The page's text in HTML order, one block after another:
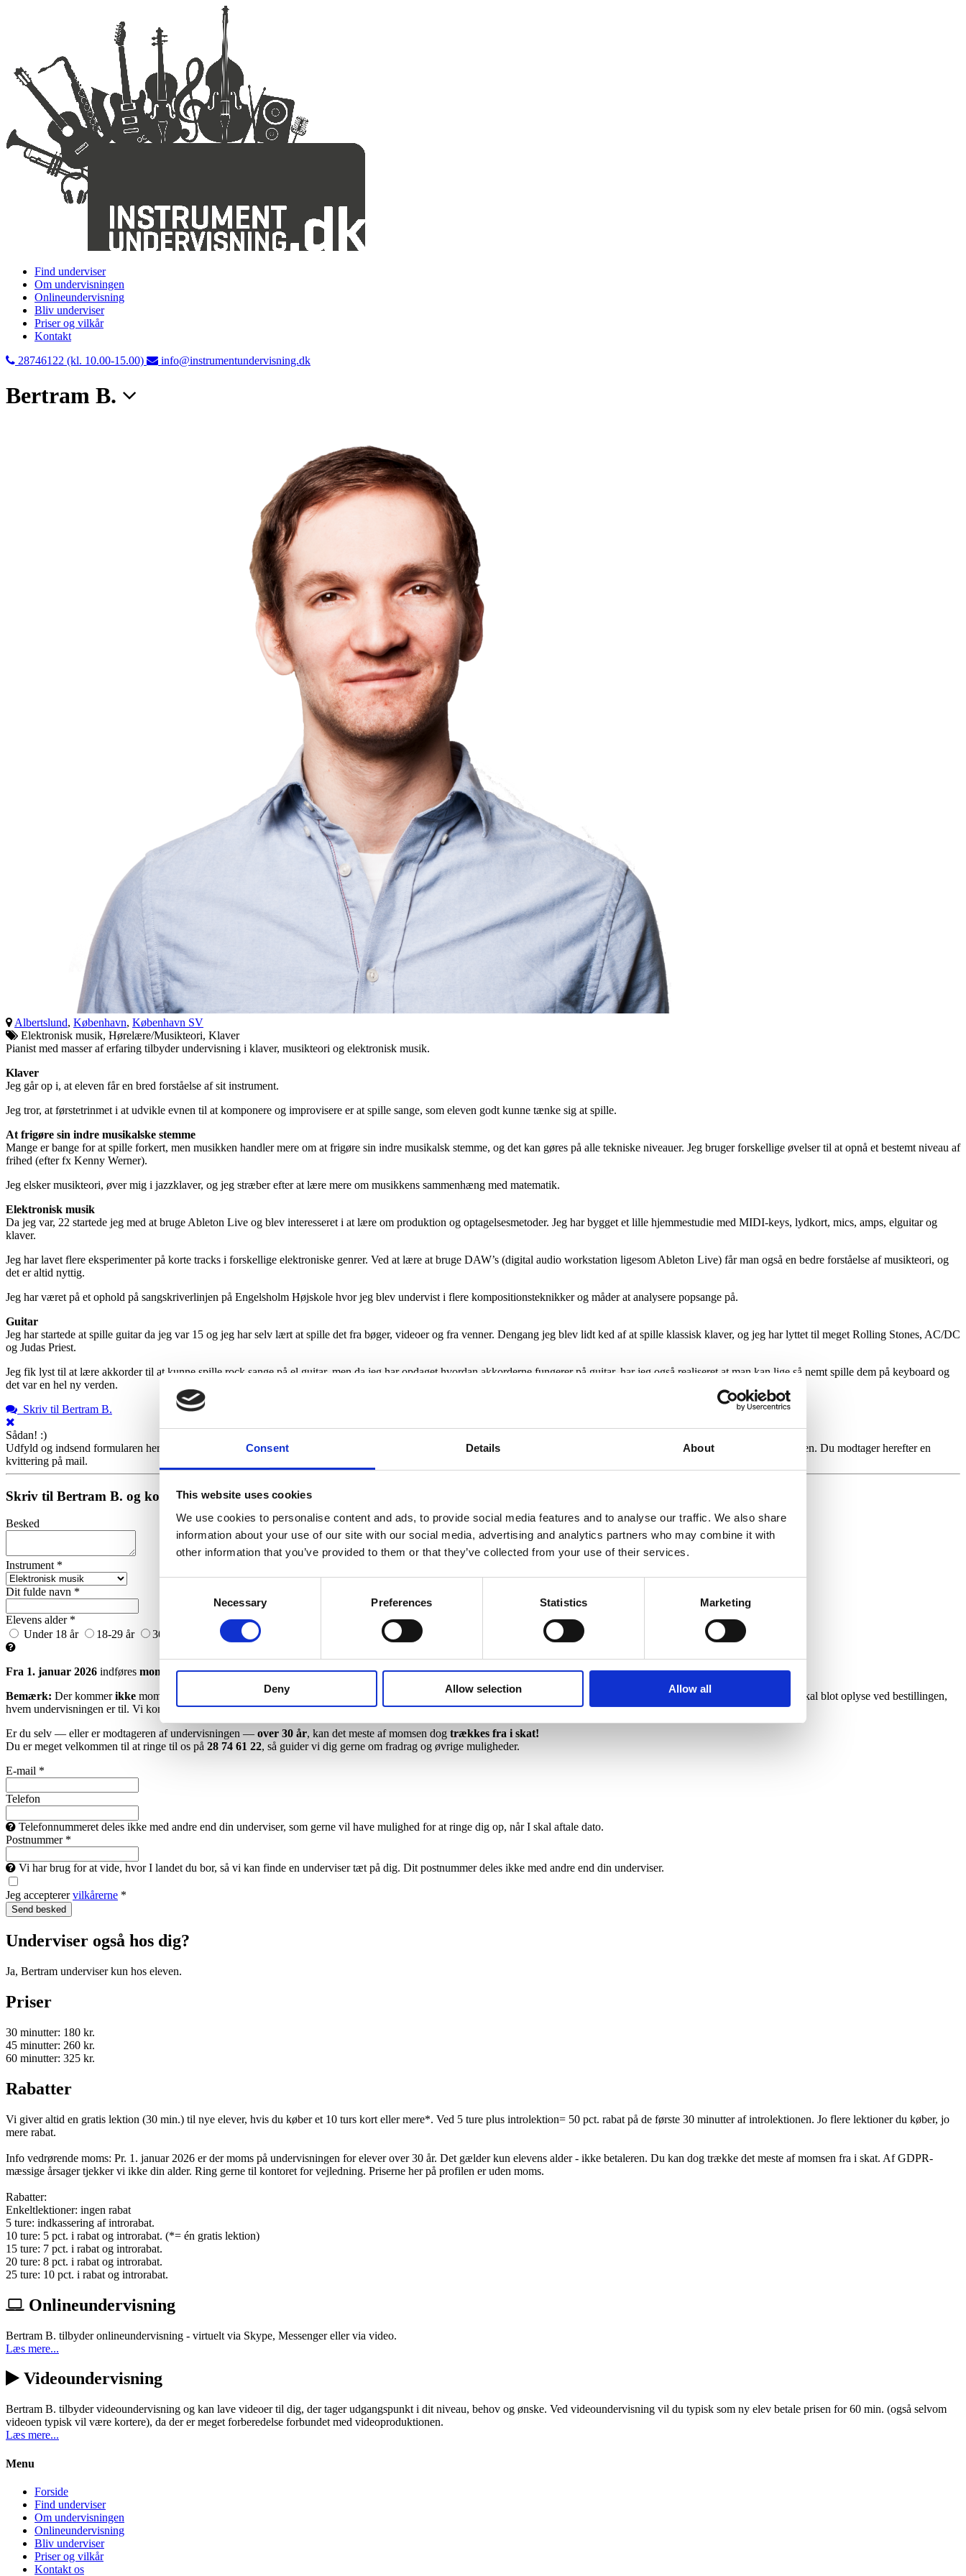
Consent Details About
This website uses cookies
We use cookies to personalise content and ads, to provide social media features and to analyse our traffic. We also share
information about your use of our site with our social media, advertising and analytics partners who may combine it with
other information that you’ve provided to them or that they’ve collected from your use of their services.
Necessary Preferences Statistics Marketing
Deny Allow selection Allow all
Find underviser
Om undervisningen
Onlineundervisning
Bliv underviser
Priser og vilkår
Kontakt
28746122 (kl. 10.00-15.00)
info@instrumentundervisning.dk
Bertram B.
Albertslund, København, København SV
Elektronisk musik, Hørelære/Musikteori, Klaver
Pianist med masser af erfaring tilbyder undervisning i klaver, musikteori og elektronisk musik.
Klaver
Jeg går op i, at eleven får en bred forståelse af sit instrument.
Jeg tror, at førstetrinmet i at udvikle evnen til at komponere og improvisere er at spille sange, som eleven godt kunne tænke sig at spille.
At frigøre sin indre musikalske stemme
Mange er bange for at spille forkert, men musikken handler mere om at frigøre sin indre musikalsk stemme, og det kan gøres på alle tekniske niveauer. Jeg bruger forskellige øvelser til at opnå et bestemt niveau af
frihed (efter fx Kenny Werner).
Jeg elsker musikteori, øver mig i jazzklaver, og jeg stræber efter at lære mere om musikkens sammenhæng med matematik.
Elektronisk musik
Da jeg var, 22 startede jeg med at bruge Ableton Live og blev interesseret i at lære om produktion og optagelsesmetoder. Jeg har bygget et lille hjemmestudie med MIDI-keys, lydkort, mics, amps, elguitar og
klaver.
Jeg har lavet flere eksperimenter på korte tracks i forskellige elektroniske genrer. Ved at lære at bruge DAW’s (digital audio workstation ligesom Ableton Live) får man også en bedre forståelse af musikteori, og
det er altid nyttig.
Jeg har været på et ophold på sangskriverlinjen på Engelsholm Højskole hvor jeg blev undervist i flere kompositionsteknikker og måder at analysere popsange på.
Guitar
Jeg har startede at spille guitar da jeg var 15 og jeg har selv lært at spille det fra bøger, videoer og fra venner. Dengang jeg blev lidt ked af at spille klassisk klaver, og jeg har lyttet til meget Rolling Stones, AC/DC
og Judas Priest.
Jeg fik lyst til at lære akkorder til at kunne spille rock sange på el guitar, men da jeg har opdaget hvordan akkorderne fungerer på guitar, har jeg også realiseret at man kan lige så nemt spille dem på keyboard og
det var en hel ny verden.
Skriv til Bertram B.
Sådan! :)
Udfyld og indsend formularen herunder helt uforpligtende, og så hører du fra os snarest! Brug gerne beskedfeltet til kort at fortælle om dit niveau og dine ønsker til undervisningen. Du modtager herefter en
kvittering på mail.
Skriv til Bertram B. og kontoret
Besked
Instrument *
Dit fulde navn *
Elevens alder *
Under 18 år
18-29 år 30+ år Ønsker ikke at oplyse
Fra 1. januar 2026 indføres moms på musikundervisning for elever over 30 år .
Bemærk: Der kommerikke moms på undervisningen, hvis du er over 30, og køber den til en personunder 30 år
(fx dit barn, din kæreste, en ven eller et familiemedlem). Du skal blot oplyse ved bestillingen,
hvem undervisningen er til. Vi kommerikketil at kontrollere alderen.
Er du selv — eller er modtageren af undervisningen — over 30 år, kan det meste af momsen dog trækkes fra i skat!
Du er meget velkommen til at ringe til os på 28 74 61 22, så guider vi dig gerne om fradrag og øvrige muligheder.
E-mail *
Telefon
Telefonnummeret deles ikke med andre end din underviser, som gerne vil have mulighed for at ringe dig op, når I skal aftale dato.
Postnummer *
Vi har brug for at vide, hvor I landet du bor, så vi kan finde en underviser tæt på dig. Dit postnummer deles ikke med andre end din underviser.
Jeg accepterervilkårerne *
Underviser også hos dig?
Ja, Bertram underviser kun hos eleven.
Priser
30 minutter: 180 kr.
45 minutter: 260 kr.
60 minutter: 325 kr.
Rabatter
Vi giver altid en gratis lektion (30 min.) til nye elever, hvis du køber et 10 turs kort eller mere*. Ved 5 ture plus introlektion= 50 pct. rabat på de første 30 minutter af introlektionen. Jo flere lektioner du køber, jo
mere rabat.
Info vedrørende moms: Pr. 1. januar 2026 er der moms på undervisningen for elever over 30 år. Det gælder kun elevens alder - ikke betaleren. Du kan dog trække det meste af momsen fra i skat. Af GDPR-
mæssige årsager tjekker vi ikke din alder. Ring gerne til kontoret for vejledning. Priserne her på profilen er uden moms.
Rabatter:
Enkeltlektioner: ingen rabat
5 ture: indkassering af introrabat.
10 ture: 5 pct. i rabat og introrabat. (*= én gratis lektion)
15 ture: 7 pct. i rabat og introrabat.
20 ture: 8 pct. i rabat og introrabat.
25 ture: 10 pct. i rabat og introrabat.
Onlineundervisning
Bertram B. tilbyder onlineundervisning - virtuelt via Skype, Messenger eller via video.
Læs mere...
Videoundervisning
Bertram B. tilbyder videoundervisning og kan lave videoer til dig, der tager udgangspunkt i dit niveau, behov og ønske. Ved videoundervisning vil du typisk som ny elev betale prisen for 60 min. (også selvom
videoen typisk vil være kortere), da der er meget forberedelse forbundet med videoproduktionen.
Læs mere...
Menu
Forside
Find underviser
Om undervisningen
Onlineundervisning
Bliv underviser
Priser og vilkår
Kontakt os